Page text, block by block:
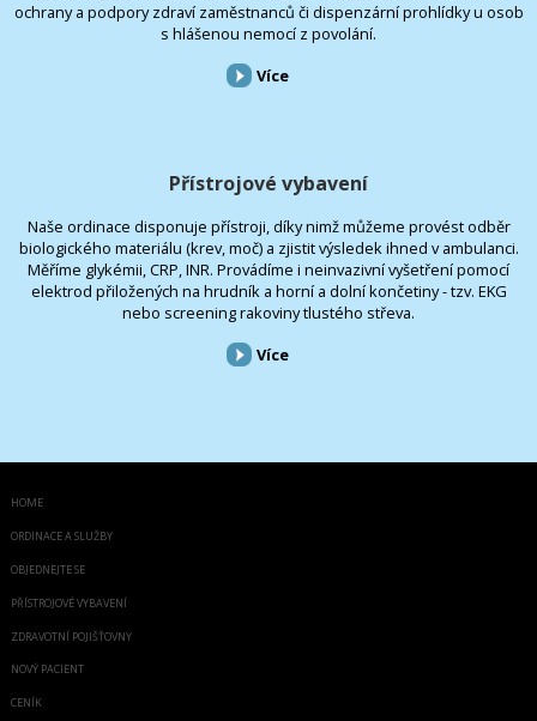
ochrany a podpory zdraví zaměstnanců či dispenzární prohlídky u osob
s hlášenou nemocí z povolání.
Více
Přístrojové vybavení
Naše ordinace disponuje přístroji, díky nimž můžeme provést odběr
biologického materiálu (krev, moč) a zjistit výsledek ihned v ambulanci.
Měříme glykémii, CRP, INR. Provádíme i neinvazivní vyšetření pomocí
elektrod přiložených na hrudník a horní a dolní končetiny - tzv. EKG
nebo screening rakoviny tlustého střeva.
Více
HOME
ORDINACE A SLUŽBY
OBJEDNEJTE SE
PŘÍSTROJOVÉ VYBAVENÍ
ZDRAVOTNÍ POJIŠŤOVNY
NOVÝ PACIENT
CENÍK